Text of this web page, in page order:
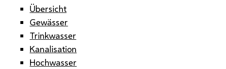
Übersicht
Gewässer
Trinkwasser
Kanalisation
Hochwasser